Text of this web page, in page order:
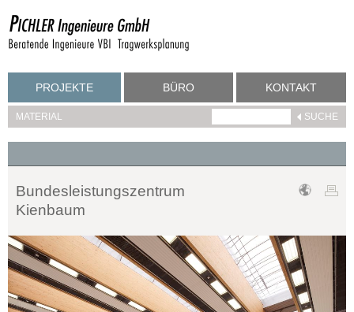
PROJEKTE BÜRO KONTAKT
MATERIAL
Bundesleistungszentrum
Kienbaum